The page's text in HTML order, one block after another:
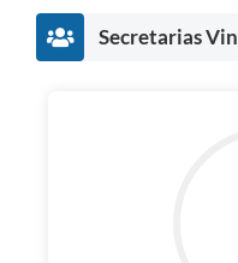
Secretarias